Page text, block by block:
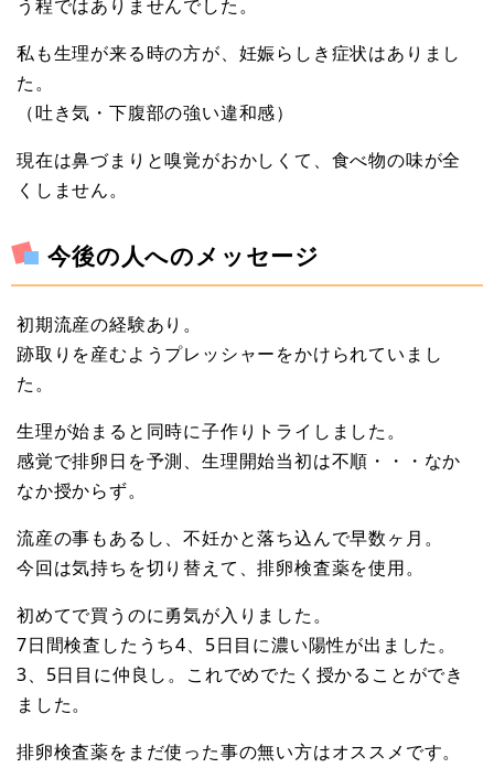
う程ではありませんでした。
私も生理が来る時の方が、妊娠らしき症状はありまし
た。
（吐き気・下腹部の強い違和感）
現在は鼻づまりと嗅覚がおかしくて、食べ物の味が全
くしません。
今後の人へのメッセージ
初期流産の経験あり。
跡取りを産むようプレッシャーをかけられていまし
た。
生理が始まると同時に子作りトライしました。
感覚で排卵日を予測、生理開始当初は不順・・・なか
なか授からず。
流産の事もあるし、不妊かと落ち込んで早数ヶ月。
今回は気持ちを切り替えて、排卵検査薬を使用。
初めてで買うのに勇気が入りました。
7日間検査したうち4、5日目に濃い陽性が出ました。
3、5日目に仲良し。これでめでたく授かることができ
ました。
排卵検査薬をまだ使った事の無い方はオススメです。